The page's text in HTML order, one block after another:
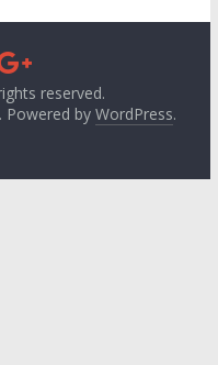
reserved.
. Powered by WordPress.